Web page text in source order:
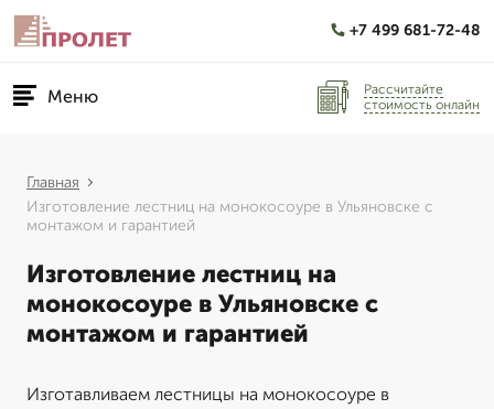
+7 499 681-72-48
Меню
Рассчитайте
стоимость онлайн
Главная
Изготовление лестниц на монокосоуре в Ульяновске с
монтажом и гарантией
Изготовление лестниц на
монокосоуре в Ульяновске с
монтажом и гарантией
Изготавливаем лестницы на монокосоуре в